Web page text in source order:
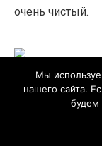
очень чистый.
Пляж со
Благодаря
Мы
нашего сайта.
будем